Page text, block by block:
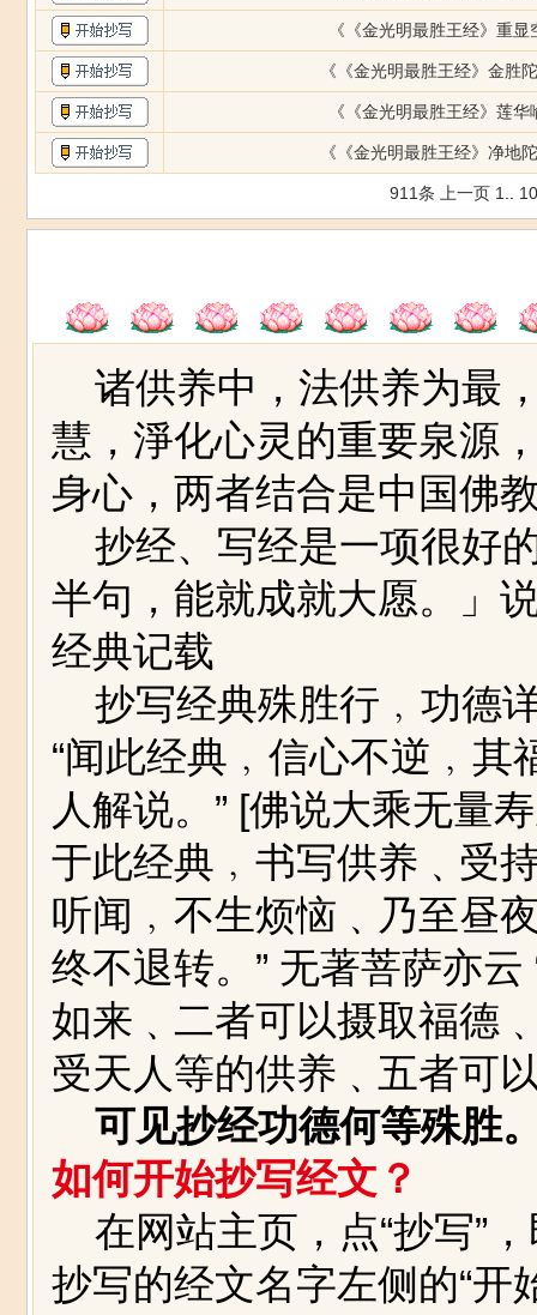
《《金光明最胜王经》重
《《金光明最胜王经》金胜
《《金光明最胜王经》莲
《《金光明最胜王经》净地
911条 上一页 1 10
诸供养中，法供养为最
慧，淨化心灵的重要泉源
身心，两者结合是中国佛
抄经、写经是一项很好
半句，能就成就大愿。」
经典记载
抄写经典殊胜行﹐功德
“闻此经典﹐信心不逆﹐
人解说。” [佛说大乘无量
于此经典﹐书写供养﹑受
听闻﹐不生烦恼﹑乃至昼
终不退转。” 无著菩萨亦
如来﹑二者可以摄取福德
受天人等的供养﹑五者可
可见抄经功德何等殊胜
如何开始抄写经文？
在网站主页，点“抄写”
抄写的经文名字左侧的“开